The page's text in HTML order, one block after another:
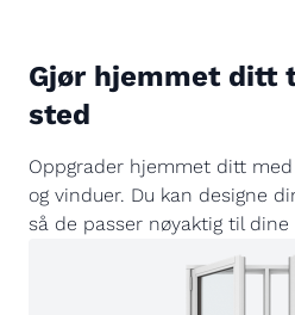
Gjør hjemmet ditt
sted
Oppgrader hjemmet ditt
og vinduer. Du kan designe
så de passer nøyaktig til dine